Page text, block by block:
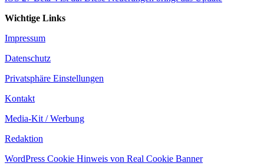
Wichtige Links
Impressum
Datenschutz
Privatsphäre Einstellungen
Kontakt
Media-Kit / Werbung
Redaktion
WordPress Cookie Hinweis von Real Cookie Banner